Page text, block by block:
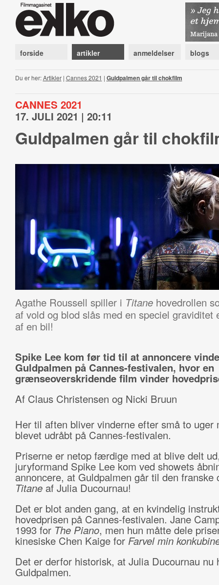
forside artikler anmeldelser blogs
Du er her:Artikler| Cannes 2021 | Guldpalmen går til chokfilm
CANNES 2021
17. JULI 2021 | 20:11
Guldpalmen går til
Agathe Roussell spiller i Titanehovedrollen
af vold og blod slås med en speciel
af en bil!
Spike Lee kom før tid til at annoncere
Guldpalmen på Cannes-festivalen, hvor en
grænseoverskridende film vinder
Af Claus Christensen og Nicki Bruun
Her til aften bliver vinderne efter små to uger
blevet udråbt på Cannes-festivalen.
Priserne er netop færdige med at blive delt
juryformand Spike Lee kom ved showets
annoncere, at Guldpalmen går til den franske
Titaneaf Julia Ducournau!
Det er blot anden gang, at en kvindelig
hovedprisen på Cannes-festivalen. Jane
1993 for The Piano, men hun måtte dele
kinesiske Chen Kaige for Farvel min
Det er derfor historisk, at Julia Ducournau nu
Guldpalmen.